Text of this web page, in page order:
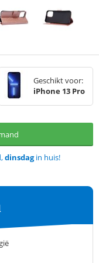
Geschikt voor:
iPhone 13 Pro
dinsdagin huis!